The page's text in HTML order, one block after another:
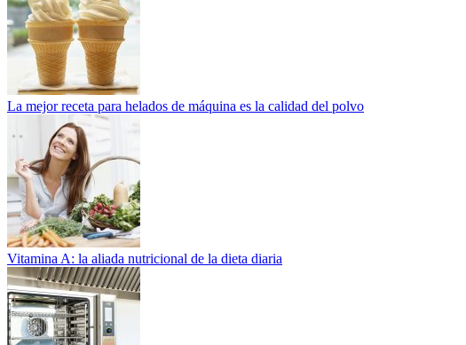
La mejor receta para helados de máquina es la calidad del polvo
Vitamina A: la aliada nutricional de la dieta diaria